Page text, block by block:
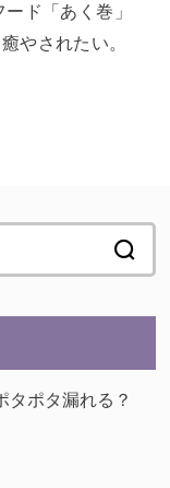
ド「あく巻」
やされたい。
タポタ漏れる？